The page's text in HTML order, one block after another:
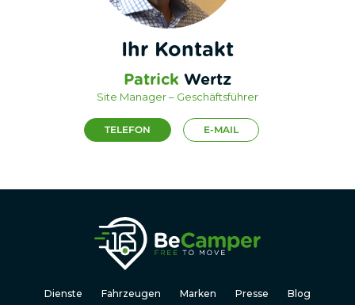
Ihr Kontakt
Patrick Wertz
Site Manager – Geschäftsführer
TELEFON E-MAIL
Dienste Fahrzeugen Marken Presse
Blog